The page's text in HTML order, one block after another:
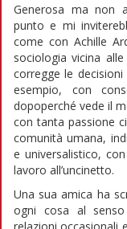
Generosa ma non
punto e mi
come con Achille
sociologia vicina
corregge le
esempio, con
dopoperché vede il
con tanta passione
comunità umana,
e universalistico,
lavoro all’uncinetto.
Una sua amica ha
ogni cosa al